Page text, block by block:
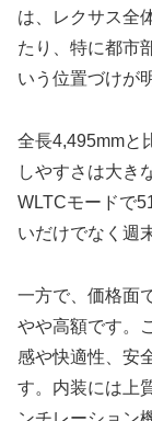
は、レクサス全
たり、特に都市
いう位置づけが
全長4,495mmと
しやすさは大き
WLTCモードで
いだけでなく週
一方で、価格面
やや高額です。
感や快適性、安
す。内装には上